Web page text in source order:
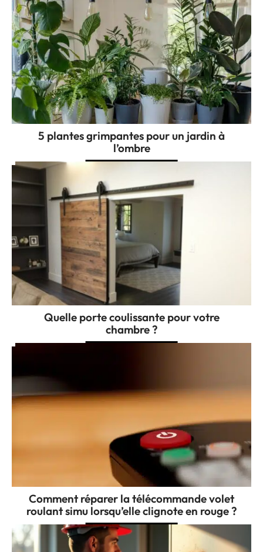
5 plantes grimpantes pour un jardin à
l’ombre
Quelle porte coulissante pour votre
chambre ?
Comment réparer la télécommande volet
roulant simu lorsqu’elle clignote en rouge ?